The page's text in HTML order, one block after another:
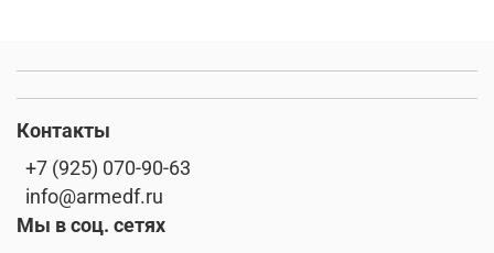
Контакты
+7 (925) 070-90-63
info@armedf.ru
Мы в соц. сетях